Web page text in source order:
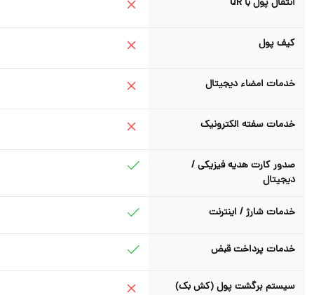
انتقال پول با QR
کیف پول
خدمات امضاء دیجیتال
خدمات سفته الکترونیک
صدور کارت هدیه فیزیکی /
دیجیتال
خدمات شارژ / اینترنت
خدمات پرداخت قبض
سیستم برگشت پول (کش بک)